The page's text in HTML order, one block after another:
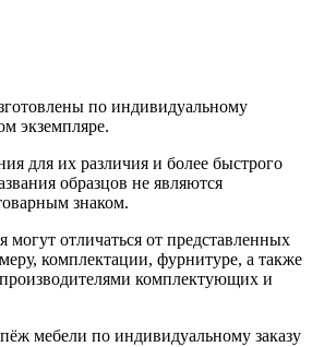
по индивидуальному
экземпляре.
для их различия и более быстрого
образцов не являются
знаком.
могут отличаться от представленных
комплектации, фурнитуре, а также
комплектующих и
мебели по индивидуальному заказу